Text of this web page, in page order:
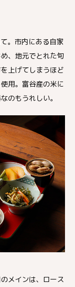
。市内にある自家
、地元でとれた旬
上げてしまうほど
用。富谷産の米に
のもうれしい。
メインは、ロース